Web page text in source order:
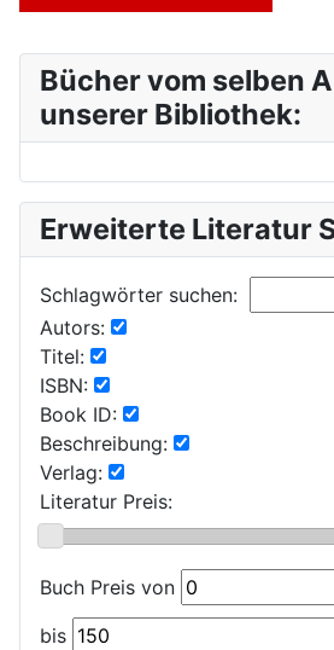
Bücher vom selben
unserer Bibliothek:
Erweiterte Literatur
Schlagwörter suchen:
Autors:
Titel:
ISBN:
Book ID:
Beschreibung:
Verlag:
Literatur Preis:
Buch Preis von
bis